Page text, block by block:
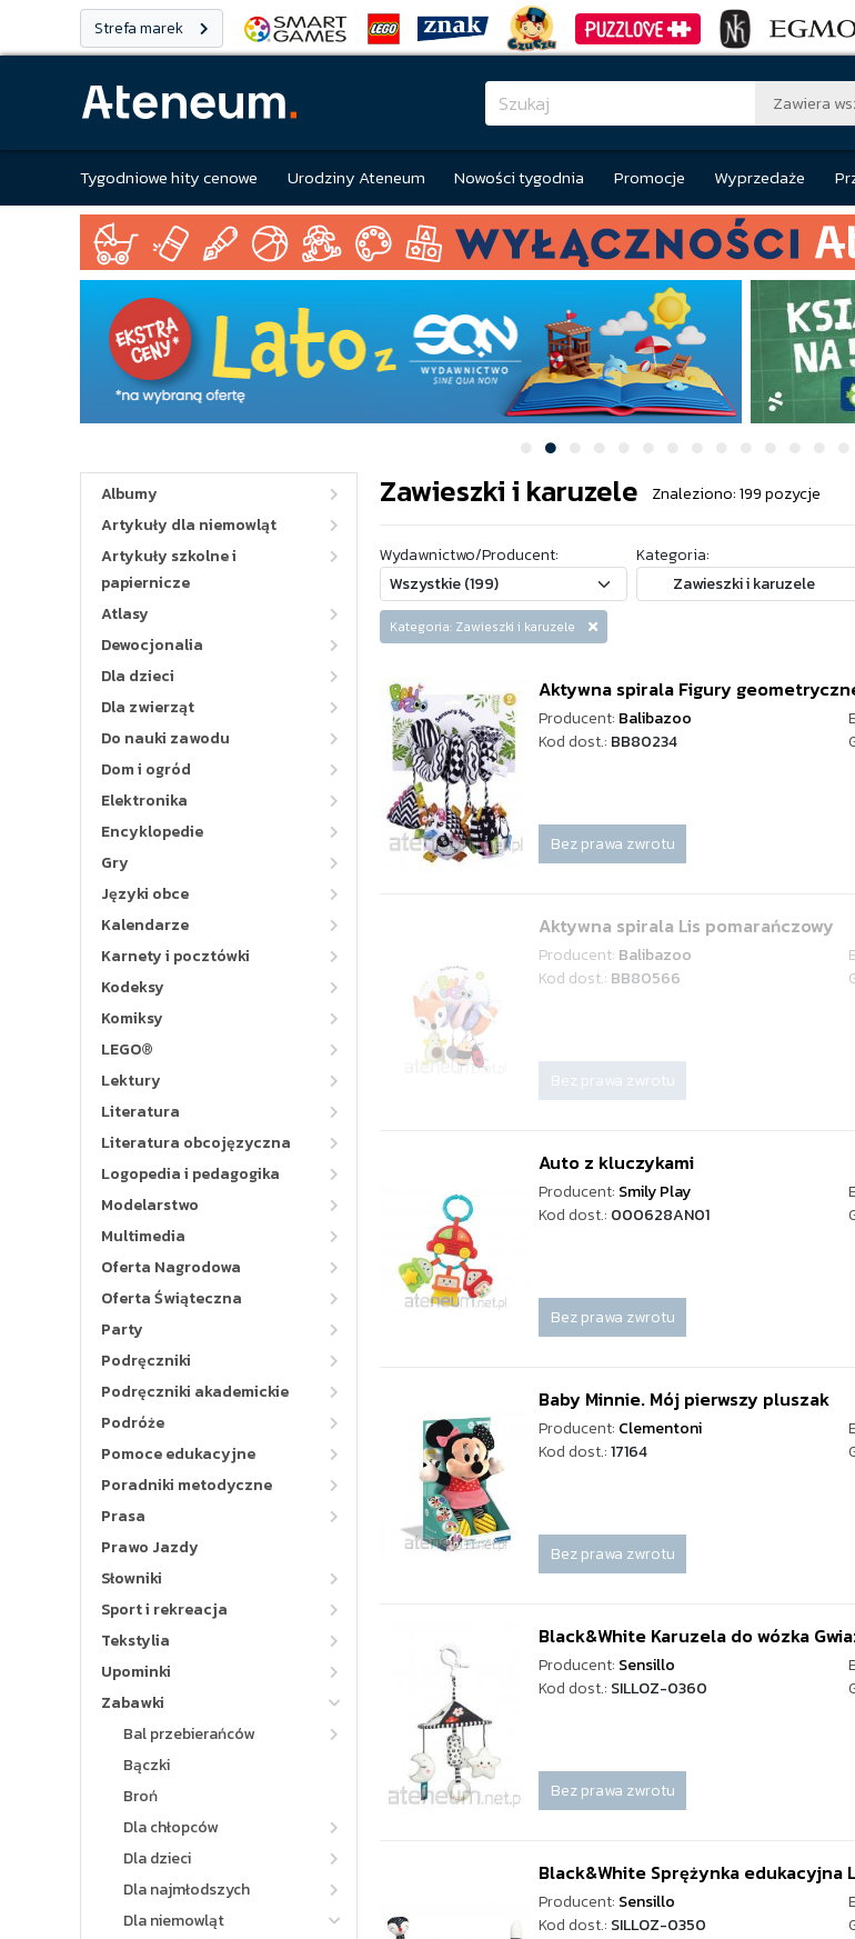
Strefa marek
Zawiera
Tygodniowe hity cenowe Urodziny Ateneum Nowości tygodnia Promocje Wyprzedaże
Albumy
Artykuły dla niemowląt
Artykuły szkolne i
papiernicze
Atlasy
Dewocjonalia
Dla dzieci
Dla zwierząt
Do nauki zawodu
Dom i ogród
Elektronika
Encyklopedie
Gry
Języki obce
Kalendarze
Karnety i pocztówki
Kodeksy
Komiksy
LEGO®
Lektury
Literatura
Literatura obcojęzyczna
Logopedia i pedagogika
Modelarstwo
Multimedia
Oferta Nagrodowa
Oferta Świąteczna
Party
Podręczniki
Podręczniki akademickie
Podróże
Pomoce edukacyjne
Poradniki metodyczne
Prasa
Prawo Jazdy
Słowniki
Sport i rekreacja
Tekstylia
Upominki
Zabawki
Bal przebierańców
Bączki
Broń
Dla chłopców
Dla dzieci
Dla najmłodszych
Dla niemowląt
Zawieszki i karuzele Znaleziono: 199 pozycje
Wydawnictwo/Producent: Kategoria:
Kategoria: Zawieszki i karuzele
Aktywna spirala Figury
Producent: Balibazoo
Kod dost.: BB80234
Bez prawa zwrotu
Aktywna spirala Lis pomarańczowy
Producent: Balibazoo
Kod dost.: BB80566
Bez prawa zwrotu
Auto z kluczykami
Producent: Smily Play
Kod dost.: 000628AN01
Bez prawa zwrotu
Baby Minnie. Mój pierwszy pluszak
Producent: Clementoni
Kod dost.:17164
Bez prawa zwrotu
Black&White Karuzela do wózka
Producent: Sensillo
Kod dost.: SILLOZ-0360
Bez prawa zwrotu
Black&White Sprężynka edukacyjna
Producent: Sensillo
Kod dost.: SILLOZ-0350